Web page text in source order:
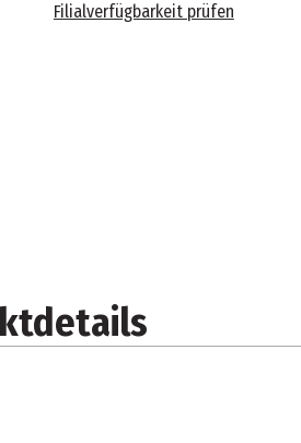
Filialverfügbarkeit prüfen